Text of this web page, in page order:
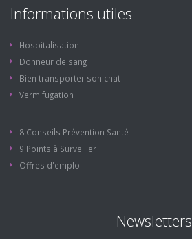
Informations utiles
Hospitalisation
Donneur de sang
Bien transporter son chat
Vermifugation
8 Conseils Prévention Santé
9 Points à Surveiller
Offres d'emploi
Newsletters